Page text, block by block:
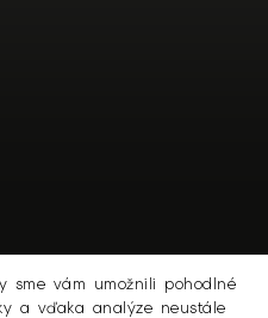
sme vám umožnili pohodlné
a vďaka analýze neustále